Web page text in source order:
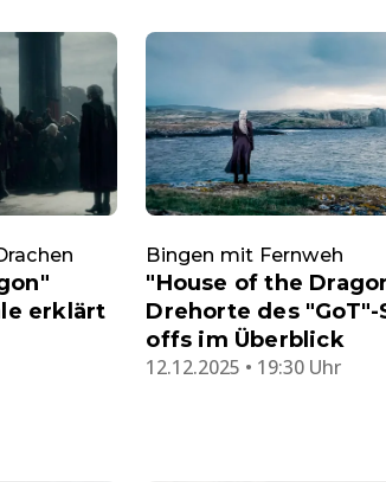
erklärt
Bingen mit Fernweh
"House of the
Drehorte des "GoT"-
offs im Überblick
12.12.2025 • 19:30 Uhr